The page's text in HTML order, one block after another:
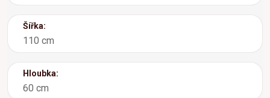
Šířka:
110 cm
Hloubka:
60 cm